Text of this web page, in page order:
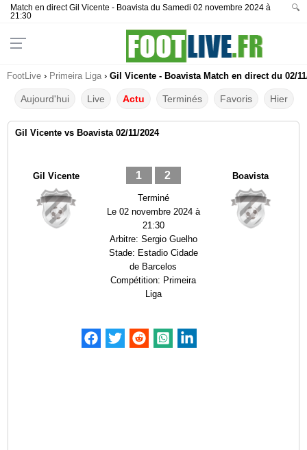
Match en direct Gil Vicente - Boavista du Samedi 02 novembre 2024 à
21:30
🔍
FootLive › Primeira Liga › Gil Vicente - Boavista Match en direct du 02/
Aujourd'hui Live Actu Terminés Favoris Hier
Gil Vicente vs Boavista 02/11/2024
Gil Vicente 1 2
Terminé
Le 02 novembre 2024 à
21:30
Arbitre: Sergio Guelho
Stade: Estadio Cidade
de Barcelos
Compétition: Primeira
Liga
Boavista